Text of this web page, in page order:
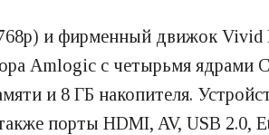
и фирменный движок Vivid
Amlogic с четырьмя ядрами
и 8 ГБ накопителя.
порты HDMI, AV, USB 2.0,